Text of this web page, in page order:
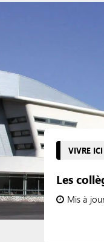
VIVRE ICI
Les
Mis à